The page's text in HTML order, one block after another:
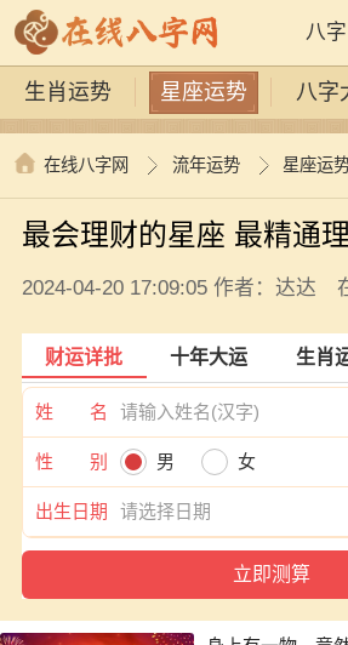
八字
生肖运势 星座运势 八字
在线八字网 流年运势 星座运
最会理财的星座 最精通
2024-04-20 17:09:05 作者：达达
财运详批 十年大运 生肖
姓 名
性 别 男 女
出生日期